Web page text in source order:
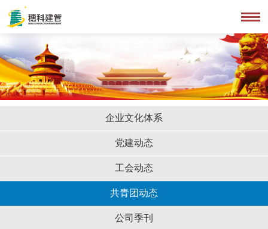
企业文化体系
党建动态
工会动态
共青团动态
公司季刊